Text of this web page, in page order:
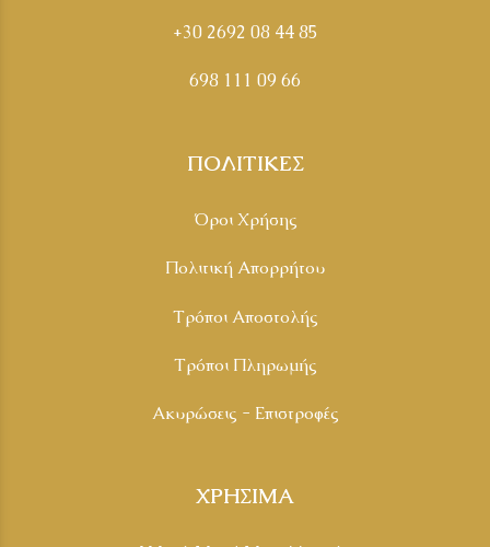
+30 2692 08 44 85
698 111 09 66
ΠΟΛΙΤΙΚΕΣ
Όροι Χρήσης
Πολιτική Απορρήτου
Τρόποι Αποστολής
Τρόποι Πληρωμής
Ακυρώσεις - Επιστροφές
ΧΡΗΣΙΜΑ